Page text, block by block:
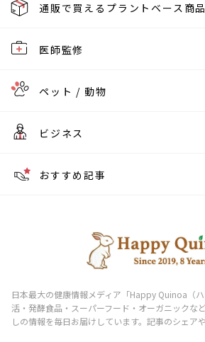
通販で買えるプラントベース商品
医師監修
ペット / 動物
ビジネス
おすすめ記事